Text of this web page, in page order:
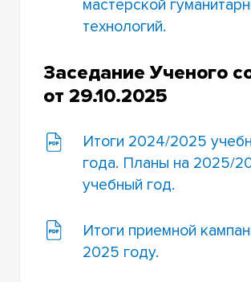
мастерской
технологий.
Заседание Ученого
от 29.10.2025
Итоги 2024/2025
года. Планы на 2025/
учебный год.
Итоги приемной
2025 году.